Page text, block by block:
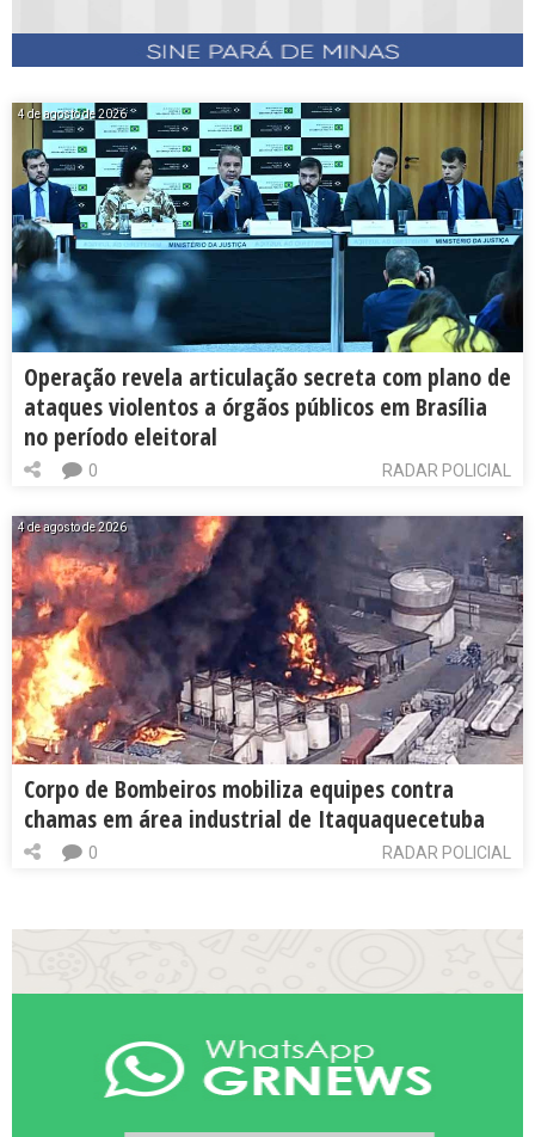
4 de agosto de 2026
Operação revela articulação secreta com plano de
ataques violentos a órgãos públicos em Brasília
no período eleitoral
RADAR POLICIAL
0
4 de agosto de 2026
Corpo de Bombeiros mobiliza equipes contra
chamas em área industrial de Itaquaquecetuba
RADAR POLICIAL
0